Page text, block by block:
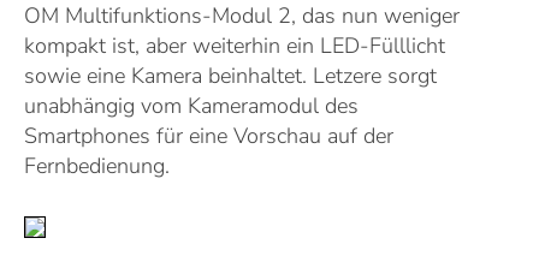
OM Multifunktions-Modul 2, das nun weniger
kompakt ist, aber weiterhin ein LED-Fülllicht
sowie eine Kamera beinhaltet. Letzere sorgt
unabhängig vom Kameramodul des
Smartphones für eine Vorschau auf der
Fernbedienung.